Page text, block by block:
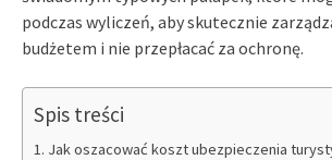
podczas wyliczeń, aby skutecznie
budżetem i nie przepłacać za ochronę.
Spis treści
Jak oszacować koszt ubezpieczenia